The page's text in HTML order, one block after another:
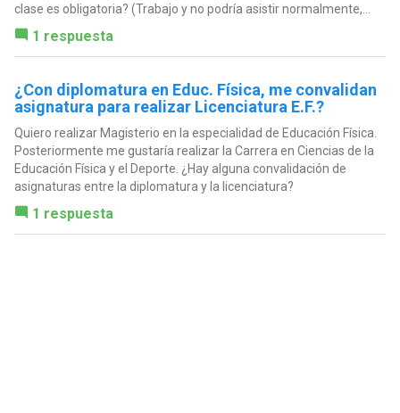
clase es obligatoria? (Trabajo y no podría asistir normalmente,...
1 respuesta
¿Con diplomatura en Educ. Física, me convalidan
asignatura para realizar Licenciatura E.F.?
Quiero realizar Magisterio en la especialidad de Educación Física.
Posteriormente me gustaría realizar la Carrera en Ciencias de la
Educación Física y el Deporte. ¿Hay alguna convalidación de
asignaturas entre la diplomatura y la licenciatura?
1 respuesta